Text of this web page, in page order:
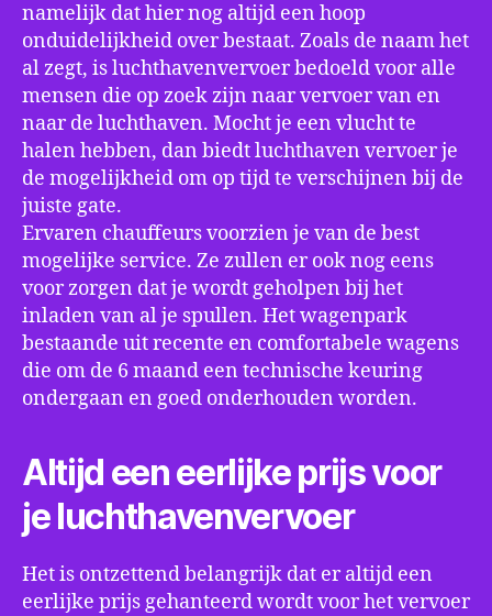
namelijk dat hier nog altijd een hoop
onduidelijkheid over bestaat. Zoals de naam het
al zegt, is luchthavenvervoer bedoeld voor alle
mensen die op zoek zijn naar vervoer van en
naar de luchthaven. Mocht je een vlucht te
halen hebben, dan biedt luchthaven vervoer je
de mogelijkheid om op tijd te verschijnen bij de
juiste gate.
Ervaren chauffeurs voorzien je van de best
mogelijke service. Ze zullen er ook nog eens
voor zorgen dat je wordt geholpen bij het
inladen van al je spullen. Het wagenpark
bestaande uit recente en comfortabele wagens
die om de 6 maand een technische keuring
ondergaan en goed onderhouden worden.
Altijd een eerlijke prijs voor
je luchthavenvervoer
Het is ontzettend belangrijk dat er altijd een
eerlijke prijs gehanteerd wordt voor het vervoer